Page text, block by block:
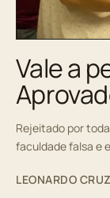
Vale a
Rejeitado por
faculdade falsa e
LEONARDO CRUZ